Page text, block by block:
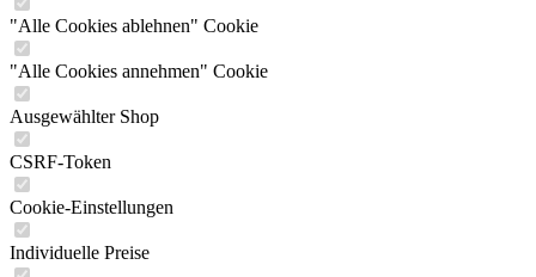
"Alle Cookies ablehnen" Cookie
"Alle Cookies annehmen" Cookie
Ausgewählter Shop
CSRF-Token
Cookie-Einstellungen
Individuelle Preise